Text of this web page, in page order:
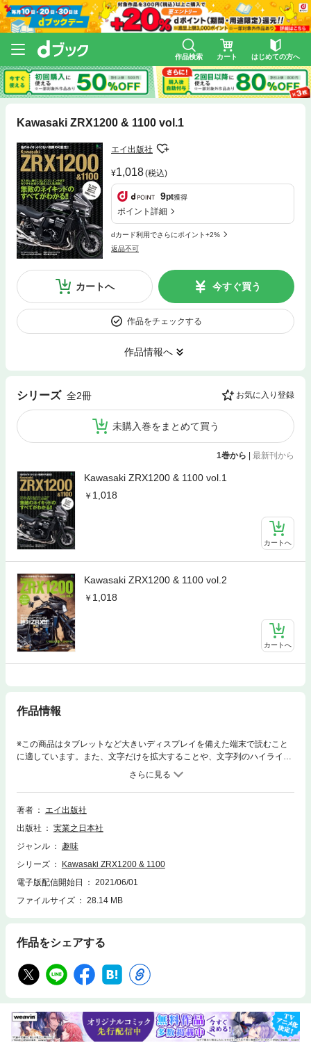
作品検索 カート はじめての方へ
Kawasaki ZRX1200 & 1100 vol.1
エイ出版社
1,018(税込)
9pt獲得
ポイント詳細
dカード利用でさらにポイント+2%
返品不可
カートへ 今すぐ買う
作品をチェックする
作品情報へ
シリーズ 全2冊 お気に入り登録
未購入巻をまとめて買う
1巻から 最新刊から
Kawasaki ZRX1200 & 1100 vol.1
1,018
カートへ
Kawasaki ZRX1200 & 1100 vol.2
1,018
カートへ
作品情報
※この商品はタブレットなど大きいディスプレイを備えた端末で読むこと
に適しています。また、文字だけを拡大することや、文字列のハイライ
ト、検索、辞書の参照、引用などの機能が使用できません。1997年のZRX
1100の登場以来、抜群のスポーツ性とカスタムの楽しさで人気を博してき
たネイキッド“ZRXシリーズ”。最新のZRX1200DAEGでも、カワサキが放
つその魅力は変わりません。そんなZRXの魅力を余さず紹介します。巻頭
ーマンスの高さを紹介。さらにインジェクションチューンの可能性を求
め、DAEGをモディファイし、ノーマルの107psから168psの大パワー獲
があるのかを検証し、その効果をお伝えします。その他、メンテナンスや
乗りこなし術、プロショップのカスタムZRXを多数紹介します。 ※電子書
籍版は、紙の雑誌とは内容が一部異なり、表紙画像や目次に掲載している
記事、画像、広告、付録が含まれない場合があります。また、本誌掲載の
意ください。
著者
エイ出版社
出版社
実業之日本社
ジャンル
趣味
シリーズ
Kawasaki ZRX1200 & 1100
電子版配信開始日
2021/06/01
ファイルサイズ
28.14 MB
作品をシェアする